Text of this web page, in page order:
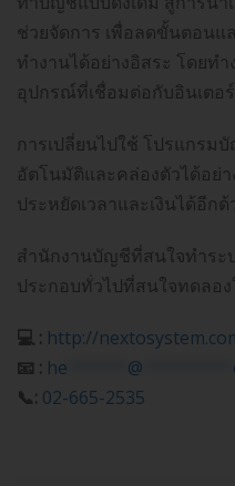
ช่วยจัดการ เพื่อลดขั้นตอนแ
ทำงานได้อย่างอิสระ โดยท
อุปกรณ์ที่เชื่อมต่อกับอินเตอ
การเปลี่ยนไปใช้ โปรแกรม
อัตโนมัติและคล่องตัวได้อย่า
ประหยัดเวลาและเงินได้อีกด้
สำนักงานบัญชีที่สนใจทำร
ประกอบทั่วไปที่สนใจทดลอ
💻 : http://
📧 : he @
📞: 02-665-2535